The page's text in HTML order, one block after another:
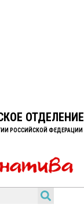
ОТДЕЛЕНИЕ
РОССИЙСКОЙ ФЕДЕРАЦИИ